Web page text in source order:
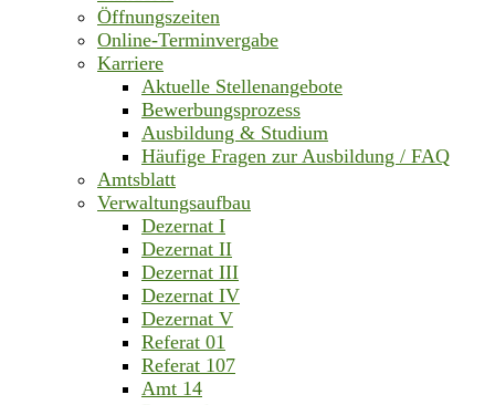
Öffnungszeiten
Online-Terminvergabe
Karriere
Aktuelle Stellenangebote
Bewerbungsprozess
Ausbildung & Studium
Häufige Fragen zur Ausbildung / FAQ
Amtsblatt
Verwaltungsaufbau
Dezernat I
Dezernat II
Dezernat III
Dezernat IV
Dezernat V
Referat 01
Referat 107
Amt 14